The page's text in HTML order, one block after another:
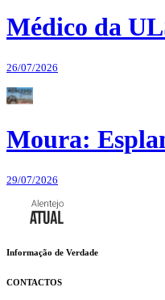
Médico da
26/07/2026
Moura:
29/07/2026
Informação de Verdade
CONTACTOS